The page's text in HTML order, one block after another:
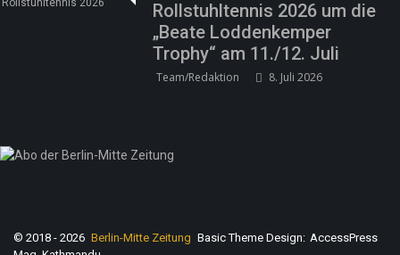
Rollstuhltennis 2026 um die
„Beate Loddenkemper
Trophy“ am 11./12. Juli
Team/Redaktion 8. Juli 2026
© 2018 - 2026 Berlin-Mitte Zeitung Basic Theme Design: AccessPress